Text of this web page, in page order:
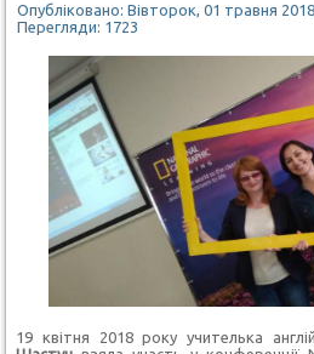
Опубліковано: Вівторок, 01 травня
Перегляди: 1723
19 квітня 2018 року учителька